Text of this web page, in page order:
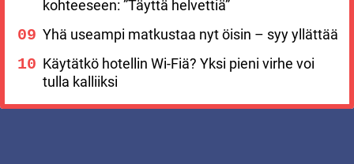
kohteeseen: ”Täyttä helvettiä”
Yhä useampi matkustaa nyt öisin – syy yllättää
Käytätkö hotellin Wi-Fiä? Yksi pieni virhe voi
tulla kalliiksi